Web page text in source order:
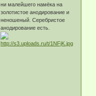
ни малейшего намёка на
золотистое анодирование и
неношеный. Серебристое
анодирование есть.